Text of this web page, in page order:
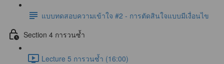
แบบทดสอบความเข้าใจ #2 - การตัดสินใจแบบมีเงื่อนไข
Section 4 การวนซ้ำ
Lecture 5 การวนซ้ำ (16:00)